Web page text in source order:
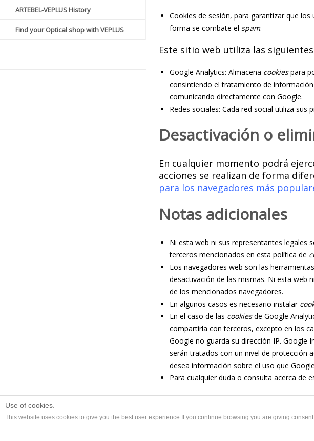
ARTEBEL-VEPLUS History
Find your Optical shop with VEPLUS
Cookies de sesión, para garantizar que
forma se combate el spam.
Este sitio web utiliza las siguientes
Google Analytics: Almacena cookiespara
consintiendo el tratamiento de
comunicando directamente con Google.
Redes sociales: Cada red social utiliza sus
Desactivación o
En cualquier momento podrá
acciones se realizan de forma
para los navegadores más
Notas adicionales
Ni esta web ni sus representantes legales
terceros mencionados en esta política de
Los navegadores web son las
desactivación de las mismas. Ni esta web
de los mencionados navegadores.
En algunos casos es necesario instalar
En el caso de las cookiesde Google
compartirla con terceros, excepto en los
Google no guarda su dirección IP. Google
serán tratados con un nivel de protección
desea información sobre el uso que
Para cualquier duda o consulta acerca de
Contact|Legal Notice|Site map
Use of cookies.
This website uses cookies to give you the best user experience.If you continue browsing you are giving